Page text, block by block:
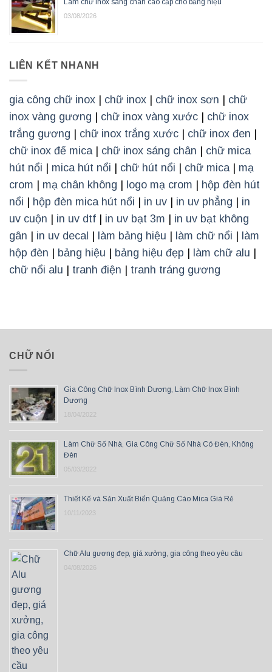
Làm chữ inox sáng chân cao cấp cho bảng hiệu
03/08/2026
LIÊN KẾT NHANH
gia công chữ inox | chữ inox | chữ inox sơn | chữ
inox vàng gương | chữ inox vàng xước | chữ inox
trắng gương | chữ inox trắng xước | chữ inox đen |
chữ inox đế mica | chữ inox sáng chân | chữ mica
hút nổi | mica hút nổi | chữ hút nổi | chữ mica | mạ
crom | mạ chân không | logo mạ crom | hộp đèn hút
nổi | hộp đèn mica hút nổi | in uv | in uv phẳng | in
uv cuộn | in uv dtf | in uv bạt 3m | in uv bạt không
gân | in uv decal | làm bảng hiệu | làm chữ nổi | làm
hộp đèn | bảng hiệu | bảng hiệu đẹp | làm chữ alu |
chữ nổi alu | tranh điện | tranh tráng gương
CHỮ NỔI
Gia Công Chữ Inox Bình Dương, Làm Chữ Inox Bình
Dương
18/04/2022
Làm Chữ Số Nhà, Gia Công Chữ Số Nhà Có Đèn, Không
Đèn
05/03/2022
Thiết Kế và Sản Xuất Biển Quảng Cáo Mica Giá Rẻ
10/11/2023
Chữ Alu gương đẹp, giá xưởng, gia công theo yêu cầu
04/08/2026